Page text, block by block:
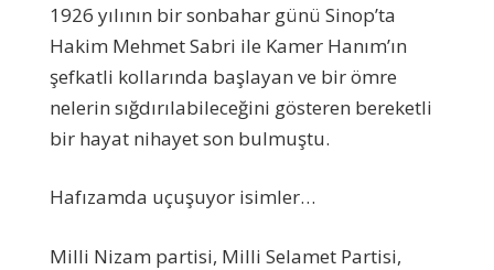
1926 yılının bir sonbahar günü Sinop’ta
Hakim Mehmet Sabri ile Kamer Hanım’ın
şefkatli kollarında başlayan ve bir ömre
nelerin sığdırılabileceğini gösteren bereketli
bir hayat nihayet son bulmuştu.
Hafızamda uçuşuyor isimler…
Milli Nizam partisi, Milli Selamet Partisi,